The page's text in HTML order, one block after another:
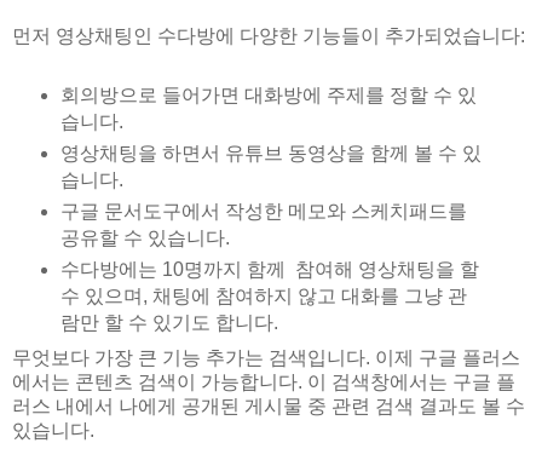
먼저 영상채팅인 수다방에 다양한 기능들이 추가되었습니다:
회의방으로 들어가면 대화방에 주제를 정할 수 있
습니다.
영상채팅을 하면서 유튜브 동영상을 함께 볼 수 있
습니다.
구글 문서도구에서 작성한 메모와 스케치패드를
공유할 수 있습니다.
수다방에는 10명까지 함께 참여해 영상채팅을 할
수 있으며, 채팅에 참여하지 않고 대화를 그냥 관
람만 할 수 있기도 합니다.
무엇보다 가장 큰 기능 추가는 검색입니다. 이제 구글 플러스
에서는 콘텐츠 검색이 가능합니다. 이 검색창에서는 구글 플
러스 내에서 나에게 공개된 게시물 중 관련 검색 결과도 볼 수
있습니다.